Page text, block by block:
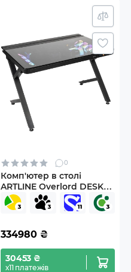
0
Комп'ютер в столі
ARTLINE Overlord DESK
Windows 11 Pro
(DESKv06Win)
334980 ₴
30453 ₴
х11 платежів